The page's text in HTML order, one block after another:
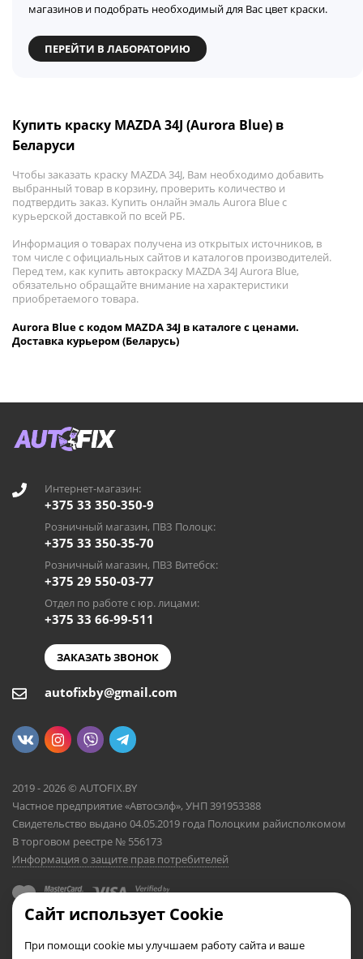
магазинов и подобрать необходимый для Вас цвет краски.
ПЕРЕЙТИ В ЛАБОРАТОРИЮ
Купить краску MAZDA 34J (Aurora Blue) в
Беларуси
Чтобы заказать краску MAZDA 34J, Вам необходимо добавить
выбранный товар в корзину, проверить количество и
подтвердить заказ. Купить онлайн эмаль Aurora Blue с
курьерской доставкой по всей РБ.
Информация о товарах получена из открытых источников, в
том числе с официальных сайтов и каталогов производителей.
Перед тем, как купить автокраску MAZDA 34J Aurora Blue,
обязательно обращайте внимание на характеристики
приобретаемого товара.
Aurora Blue с кодом MAZDA 34J в каталоге с ценами.
Доставка курьером (Беларусь)
Интернет-магазин:
+375 33 350-350-9
Розничный магазин, ПВЗ Полоцк:
+375 33 350-35-70
Розничный магазин, ПВЗ Витебск:
+375 29 550-03-77
Отдел по работе с юр. лицами:
+375 33 66-99-511
ЗАКАЗАТЬ ЗВОНОК
autofixby@gmail.com
2019 - 2026 © AUTOFIX.BY
Частное предприятие «Автосэлф», УНП 391953388
Свидетельство выдано 04.05.2019 года Полоцким райисполкомом
В торговом реестре № 556173
Информация о защите прав потребителей
Сайт использует Cookie
При помощи cookie мы улучшаем работу сайта и ваше